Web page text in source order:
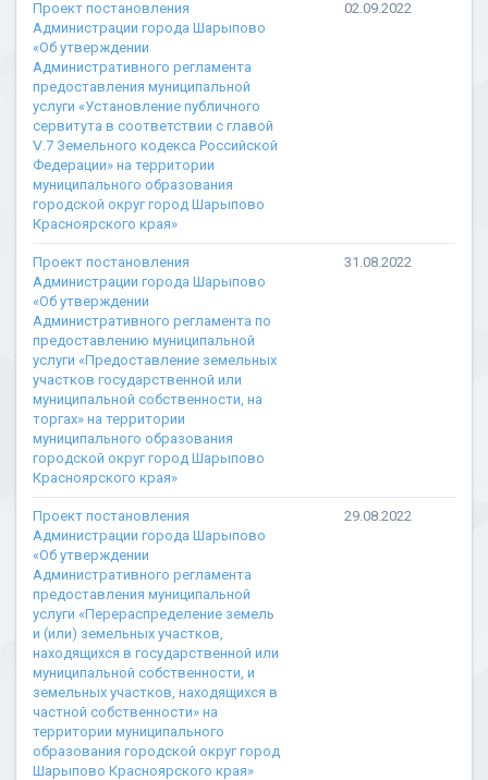
Проект постановления
Администрации города Шарыпово
«Об утверждении
Административного регламента
предоставления муниципальной
услуги «Установление публичного
сервитута в соответствии с главой
Ⅴ.7 Земельного кодекса Российской
Федерации» на территории
муниципального образования
городской округ город Шарыпово
Красноярского края»
02.09.2022
Проект постановления
Администрации города Шарыпово
«Об утверждении
Административного регламента по
предоставлению муниципальной
услуги «Предоставление земельных
участков государственной или
муниципальной собственности, на
торгах» на территории
муниципального образования
городской округ город Шарыпово
Красноярского края»
31.08.2022
Проект постановления
Администрации города Шарыпово
«Об утверждении
Административного регламента
предоставления муниципальной
услуги «Перераспределение земель
и (или) земельных участков,
находящихся в государственной или
муниципальной собственности, и
земельных участков, находящихся в
частной собственности» на
территории муниципального
образования городской округ город
Шарыпово Красноярского края»
29.08.2022